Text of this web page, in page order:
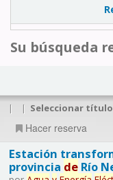
Su búsqueda
| | Seleccionar
Hacer reserva
Estación
provincia deRío